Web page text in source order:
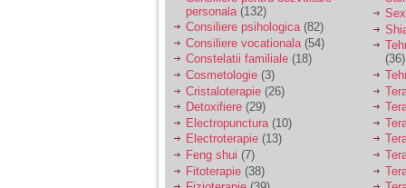
cateodata are copilul
de suferit.
Am o bariera peste
care nu pot trece:
prietena mea a ramas
insarcinata cu o fata.
Am fost de comun
acord sa facem un
copil, cu gandul ca e
baiat.
personala (132)
Consiliere psihologica(82)
Consiliere vocationala (54)
Constelatii familiale (18)
Cosmetologie (3)
Cristaloterapie (26)
Detoxifiere (29)
Electropunctura (10)
Electroterapie (13)
Feng shui (7)
Fitoterapie (38)
(36)